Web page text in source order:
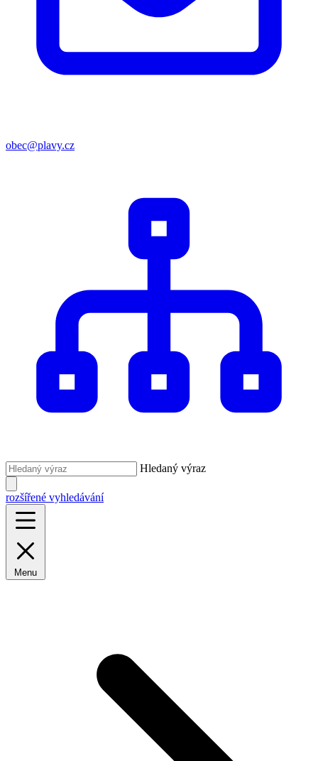
obec@plavy.cz
Hledaný výraz
rozšířené vyhledávání
Menu